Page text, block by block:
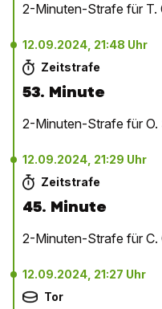
2-Minuten-Strafe für T.
12.09.2024, 21:48 Uhr
Zeitstrafe
53. Minute
2-Minuten-Strafe für O.
12.09.2024, 21:29 Uhr
Zeitstrafe
45. Minute
2-Minuten-Strafe für C.
12.09.2024, 21:27 Uhr
Tor